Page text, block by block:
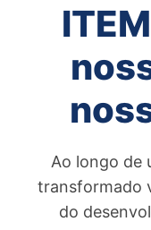
Ao longo de
transformado
do